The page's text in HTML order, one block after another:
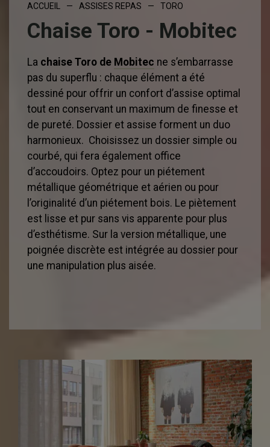
ACCUEIL — ASSISES REPAS — TORO
Chaise Toro - Mobitec
La chaise Toro de Mobitec ne s’embarrasse
pas du superflu : chaque élément a été
dessiné pour offrir un confort d’assise optimal
tout en conservant un maximum de finesse et
de pureté. Dossier et assise forment un duo
harmonieux. Choisissez un dossier simple ou
courbé, qui fera également office
d’accoudoirs. Optez pour un piétement
métallique géométrique et aérien ou pour
l’originalité d’un piétement bois. Le piètement
est lisse et pur sans vis apparente pour plus
d’esthétisme. Sur la version métallique, une
poignée discrète est intégrée au dossier pour
une manipulation plus aisée.